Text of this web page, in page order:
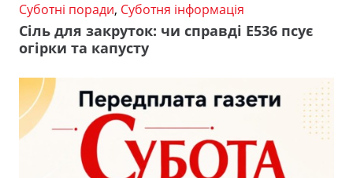
Суботні поради, Суботня інформація
Сіль для закруток: чи справді Е536 псує
огірки та капусту